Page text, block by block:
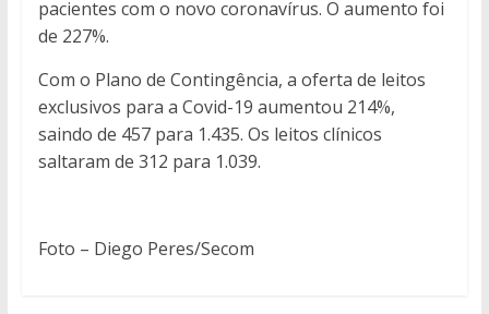
pacientes com o novo coronavírus. O aumento foi
de 227%.
Com o Plano de Contingência, a oferta de leitos
exclusivos para a Covid-19 aumentou 214%,
saindo de 457 para 1.435. Os leitos clínicos
saltaram de 312 para 1.039.
Foto – Diego Peres/Secom